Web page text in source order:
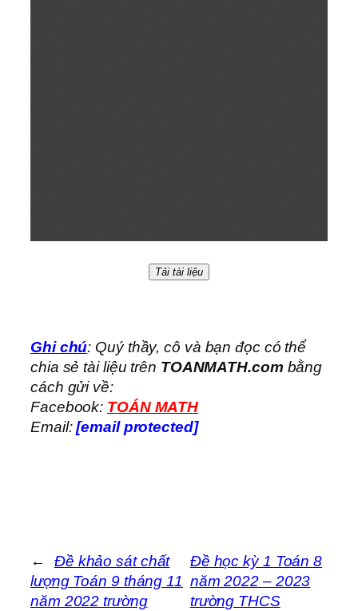
Tải tài liệu
Ghi chú: Quý thầy, cô và bạn đọc có thể
chia sẻ tài liệu trên TOANMATH.com bằng
cách gửi về:
Facebook: TOÁN MATH
Email:[email protected]
←
Đề khảo sát chất
lượng Toán 9 tháng 11
năm 2022 trường
Đề học kỳ 1 Toán 8
năm 2022 – 2023
trường THCS